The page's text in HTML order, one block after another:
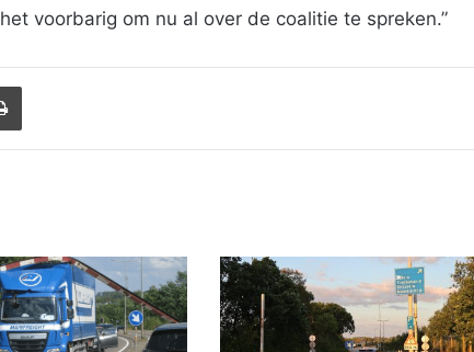
voorbarig om nu al over de coalitie te spreken.”
Print